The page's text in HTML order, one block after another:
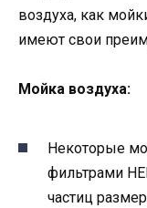
воздуха, как
имеют свои
Мойка воздуха:
Некоторые
фильтрами
частиц